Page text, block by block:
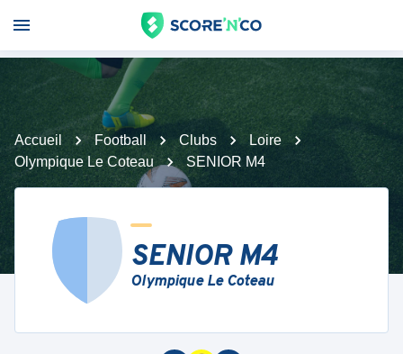
Accueil Football Clubs
Loire
Olympique Le Coteau
SENIOR M4
SENIOR M4
Olympique Le Coteau